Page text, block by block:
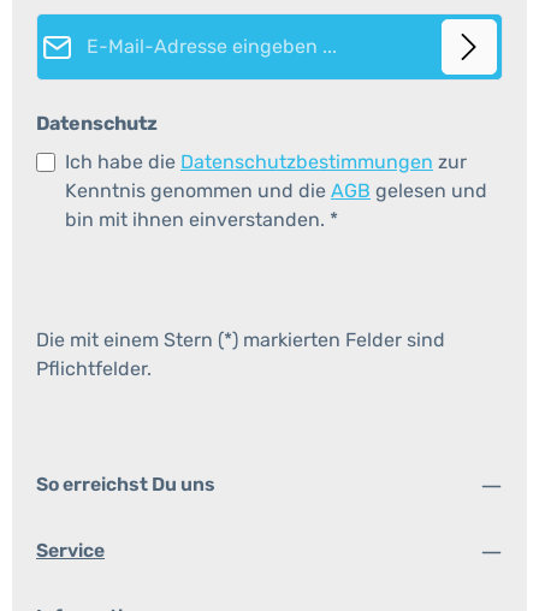
E-Mail-Adresse*
Datenschutz
Ich habe die Datenschutzbestimmungen zur
Kenntnis genommen und die AGB gelesen und
bin mit ihnen einverstanden. *
Die mit einem Stern (*) markierten Felder sind
Pflichtfelder.
So erreichst Du uns
Service